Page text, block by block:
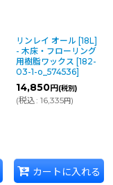
リンレイ オール [18L]
- 木床・フローリング
用樹脂ワックス [182-
03-1-o_574536]
14,850円 (税別)
(税込: 16,335円)
カートに入れる